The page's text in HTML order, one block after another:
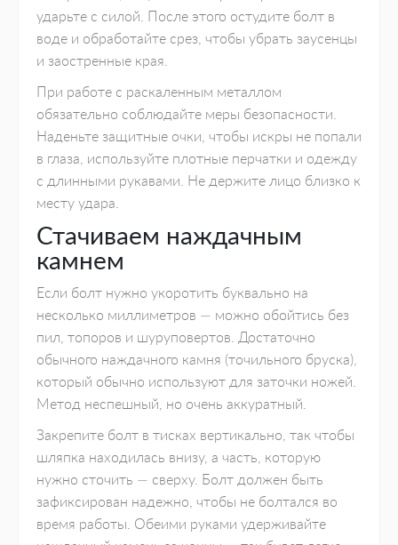
ударьте с силой. После этого остудите болт в
воде и обработайте срез, чтобы убрать заусенцы
и заостренные края.
При работе с раскаленным металлом
обязательно соблюдайте меры безопасности.
Наденьте защитные очки, чтобы искры не попали
в глаза, используйте плотные перчатки и одежду
с длинными рукавами. Не держите лицо близко к
месту удара.
Стачиваем наждачным
камнем
Если болт нужно укоротить буквально на
несколько миллиметров — можно обойтись без
пил, топоров и шуруповертов. Достаточно
обычного наждачного камня (точильного бруска),
который обычно используют для заточки ножей.
Метод неспешный, но очень аккуратный.
Закрепите болт в тисках вертикально, так чтобы
шляпка находилась внизу, а часть, которую
нужно сточить — сверху. Болт должен быть
зафиксирован надежно, чтобы не болтался во
время работы. Обеими руками удерживайте